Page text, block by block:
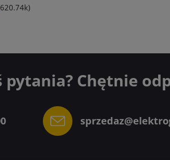
pytania? Chętnie